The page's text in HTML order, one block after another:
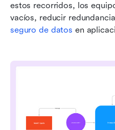
estos recorridos, los
vacíos, reducir
seguro de datos en